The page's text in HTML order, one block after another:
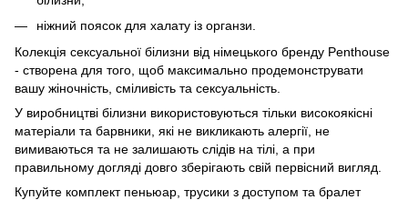
ніжний поясок для халату із органзи.
Колекція сексуальної білизни від німецького бренду Penthouse
- створена для того, щоб максимально продемонструвати
вашу жіночність, сміливість та сексуальність.
У виробництві білизни використовуються тільки високоякісні
матеріали та барвники, які не викликають алергії, не
вимиваються та не залишають слідів на тілі, а при
правильному догляді довго зберігають свій первісний вигляд.
Купуйте комплект пеньюар, трусики з доступом та бралет